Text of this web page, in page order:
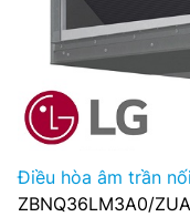
Điều hòa âm trần
ZBNQ36LM3A0/